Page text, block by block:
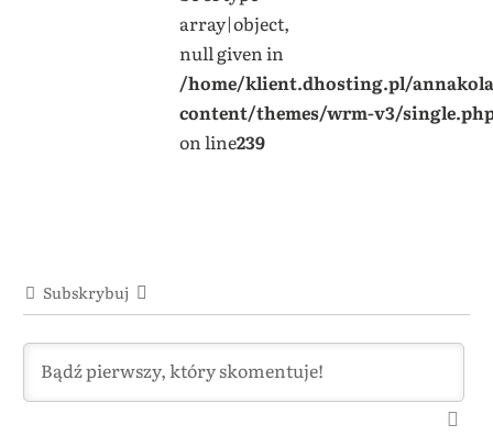
array|object,
null given in
/home/klient.dhosting.pl/
content/themes/wrm-v3/
on line239
Subskrybuj